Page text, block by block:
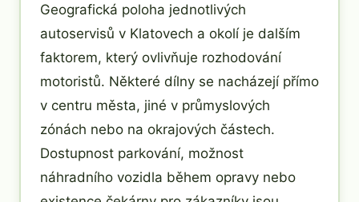
Geografická poloha jednotlivých
autoservisů v Klatovech a okolí je dalším
faktorem, který ovlivňuje rozhodování
motoristů. Některé dílny se nacházejí přímo
v centru města, jiné v průmyslových
zónách nebo na okrajových částech.
Dostupnost parkování, možnost
náhradního vozidla během opravy nebo